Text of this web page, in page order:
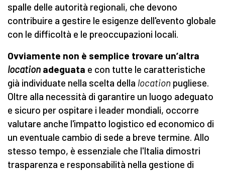
spalle delle autorità regionali, che devono
contribuire a gestire le esigenze dell'evento globale
con le difficoltà e le preoccupazioni locali.
Ovviamente non è semplice trovare un’altra
location adeguata e con tutte le caratteristiche
già individuate nella scelta della location pugliese.
Oltre alla necessità di garantire un luogo adeguato
e sicuro per ospitare i leader mondiali, occorre
valutare anche l'impatto logistico ed economico di
un eventuale cambio di sede a breve termine. Allo
stesso tempo, è essenziale che l'Italia dimostri
trasparenza e responsabilità nella gestione di